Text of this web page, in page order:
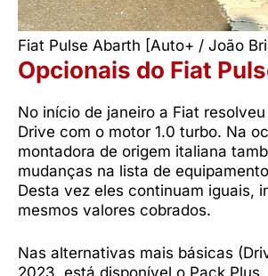
Fiat Pulse Abarth [Auto+ / João
Opcionais do Fiat
No início de janeiro a Fiat
Drive com o motor 1.0 turbo. Na
montadora de origem italiana
mudanças na lista de
Desta vez eles continuam iguais,
mesmos valores cobrados.
Nas alternativas mais básicas
2023, está disponível o Pack